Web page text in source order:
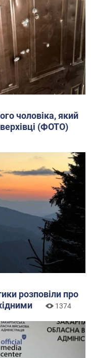
чоловіка, який
(ФОТО)
розповіли про
1374